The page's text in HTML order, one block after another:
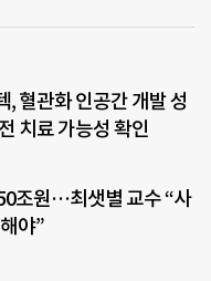
, 혈관화 인공간 개발 성
치료 가능성 확인
조원…최샛별 교수 “사
야”